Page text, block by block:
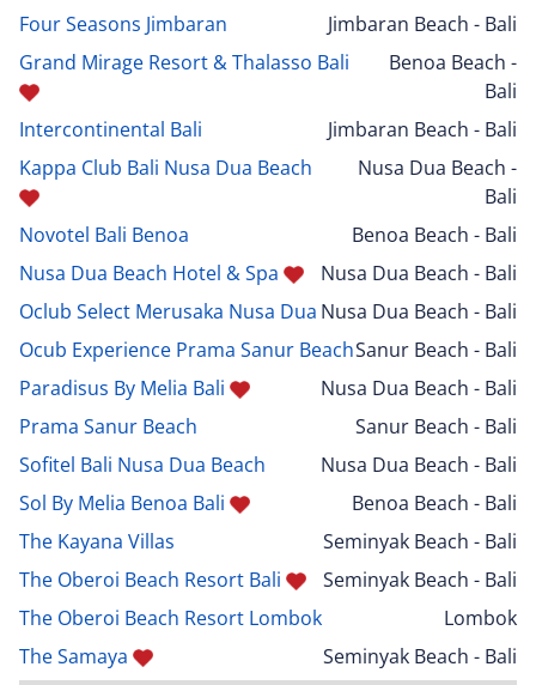
Four Seasons Jimbaran
Jimbaran Beach - Bali
Grand Mirage Resort & Thalasso Bali
Benoa Beach -
Bali
Intercontinental Bali
Jimbaran Beach - Bali
Kappa Club Bali Nusa Dua Beach
Nusa Dua Beach -
Bali
Novotel Bali Benoa
Benoa Beach - Bali
Nusa Dua Beach Hotel & Spa
Nusa Dua Beach - Bali
Oclub Select Merusaka Nusa Dua Nusa Dua Beach - Bali
Ocub Experience Prama Sanur BeachSanur Beach - Bali
Paradisus By Melia Bali
Nusa Dua Beach - Bali
Prama Sanur Beach
Sanur Beach - Bali
Sofitel Bali Nusa Dua Beach
Nusa Dua Beach - Bali
Sol By Melia Benoa Bali
Benoa Beach - Bali
The Kayana Villas
Seminyak Beach - Bali
The Oberoi Beach Resort Bali
Seminyak Beach - Bali
The Oberoi Beach Resort Lombok
Lombok
The Samaya
Seminyak Beach - Bali